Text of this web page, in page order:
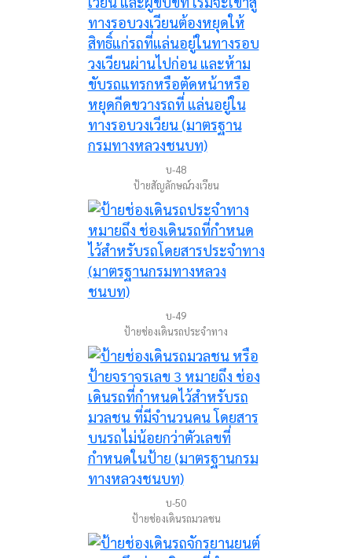
บ-48
ป้ายสัญลักษณ์วงเวียน
บ-49
ป้ายช่องเดินรถประจำทาง
บ-50
ป้ายช่องเดินรถมวลชน